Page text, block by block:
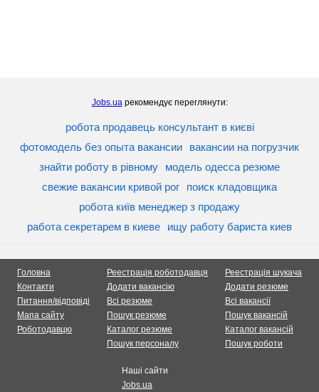
Jobs.uaрекомендує переглянути:
робота продавець консультант в києві
фотомодель без опыта вакансии
вакансии на погрузчик
знайти роботу в рівному
модель одесса резюме
свежие вакансии кривой рог
поиск кладовщика
робота київ менеджер з продажу
работа секретарем в киеве
ищу работу бариста киев
Головна
Контакти
Питання/відповіді
Мапа сайту
Роботодавцю
Реестрація роботодавця
Додати вакансію
Всі резюме
Пошук резюме
Каталог резюме
Пошук персоналу
Реестрація шукача
Додати резюме
Всі вакансії
Пошук вакансій
Каталог вакансій
Пошук роботи
Наші сайти
Jobs.ua